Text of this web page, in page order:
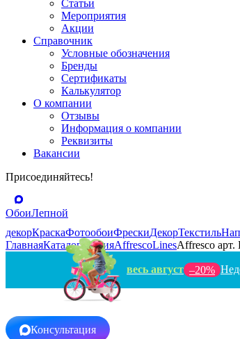
Статьи
Мероприятия
Акции
Справочник
Условные обозначения
Бренды
Сертификаты
Калькулятор
О компании
Отзывы
Информация о компании
Реквизиты
Вакансии
Присоединяйтесь!
ОбоиЛепной
декорКраскаФотообоиФрескиДекорТекстиль
ГлавнаяКаталогРоссияAffrescoLinesAffresco
весь август –20%
Консультация